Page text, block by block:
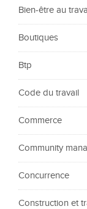
Bien-être au
Boutiques
Btp
Code du travail
Commerce
Community
Concurrence
Construction et